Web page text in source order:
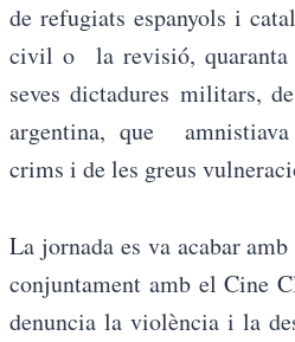
de refugiats espanyols i
civil o la revisió,
seves dictadures militars,
argentina, que amnistiava
crims i de les greus
La jornada es va acabar
conjuntament amb el Cine
denuncia la violència i la